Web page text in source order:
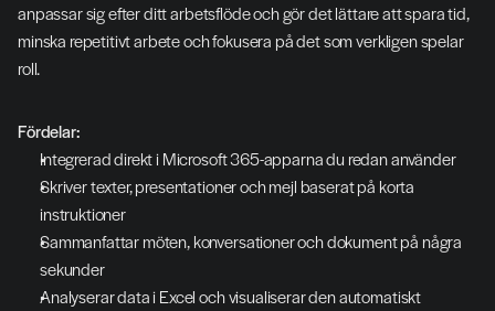
anpassar sig efter ditt arbetsflöde och gör det lättare att spara tid,
minska repetitivt arbete och fokusera på det som verkligen spelar
roll.
Fördelar:
Integrerad direkt i Microsoft 365-apparna du redan använder
Skriver texter, presentationer och mejl baserat på korta
instruktioner
Sammanfattar möten, konversationer och dokument på några
sekunder
Analyserar data i Excel och visualiserar den automatiskt